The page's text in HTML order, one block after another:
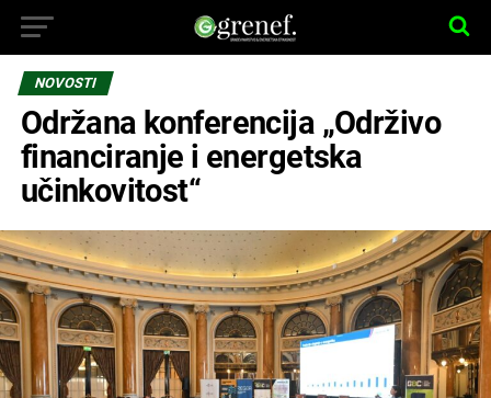
NOVOSTI
Održana konferencija „Održivo
financiranje i energetska
učinkovitost“